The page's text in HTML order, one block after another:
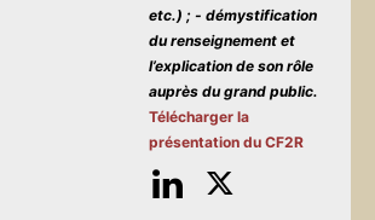
etc.) ; - démystification
du renseignement et
l’explication de son rôle
auprès du grand public.
Télécharger la
présentation du CF2R